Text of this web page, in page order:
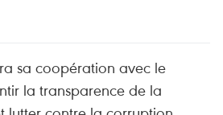
sa coopération avec le
la transparence de la